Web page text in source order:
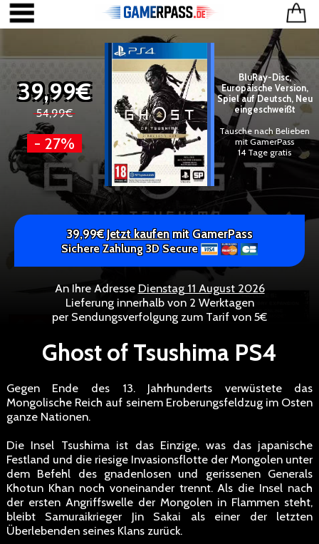
39,99€
54,99€
- 27%
BluRay-Disc,
Europäische Version,
Spiel auf Deutsch, Neu
eingeschweißt
Tausche nach Belieben
mit GamerPass
14 Tage gratis
39,99€Jetzt kaufenmit GamerPass
Sichere Zahlung 3D Secure
An Ihre Adresse Dienstag 11 August 2026
Lieferung innerhalb von 2 Werktagen
per Sendungsverfolgung zum Tarif von 5€
Ghost of Tsushima PS4
Gegen Ende des 13. Jahrhunderts verwüstete das
Mongolische Reich auf seinem Eroberungsfeldzug im Osten
ganze Nationen.
Die Insel Tsushima ist das Einzige, was das japanische
Festland und die riesige Invasionsflotte der Mongolen unter
dem Befehl des gnadenlosen und gerissenen Generals
Khotun Khan noch voneinander trennt. Als die Insel nach
der ersten Angriffswelle der Mongolen in Flammen steht,
bleibt Samuraikrieger Jin Sakai als einer der letzten
Überlebenden seines Klans zurück.